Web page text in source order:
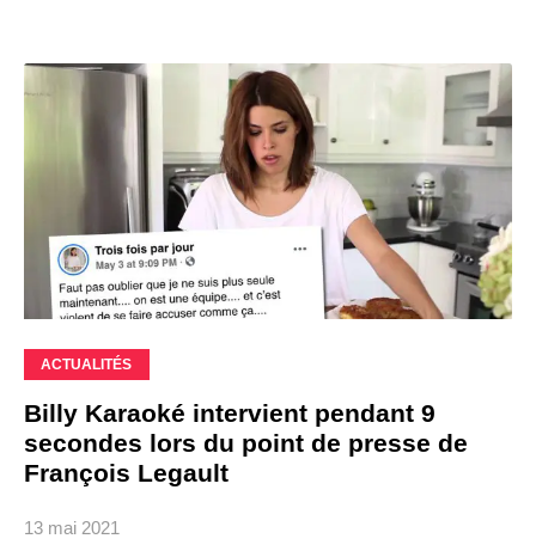
ACTUALITÉS
Billy Karaoké intervient pendant 9
secondes lors du point de presse de
François Legault
13 mai 2021